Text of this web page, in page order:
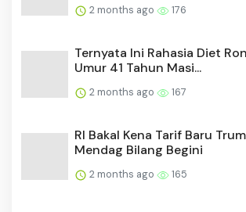
2 months ago 176
Ternyata Ini Rahasia Diet
Umur 41 Tahun Masi...
2 months ago 167
RI Bakal Kena Tarif Baru
Mendag Bilang Begini
2 months ago 165